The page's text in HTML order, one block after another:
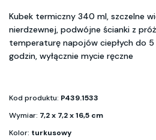
Kubek termiczny 340 ml, szczelne
nierdzewnej, podwójne ścianki z
temperaturę napojów ciepłych do 5
godzin, wyłącznie mycie ręczne
Kod produktu: P439.1533
Wymiar: 7,2 x 7,2 x 16,5 cm
Kolor: turkusowy